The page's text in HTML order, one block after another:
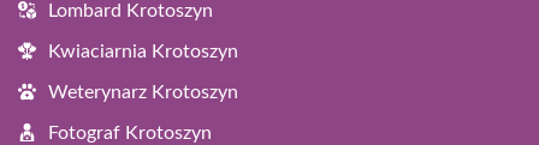
Lombard Krotoszyn
Kwiaciarnia Krotoszyn
Weterynarz Krotoszyn
Fotograf Krotoszyn